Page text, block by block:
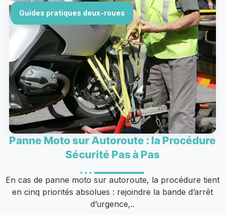
Guides pratiques deux-roues
Panne Moto sur Autoroute : la Procédure
Sécurité Pas à Pas
En cas de panne moto sur autoroute, la procédure tient
en cinq priorités absolues : rejoindre la bande d’arrêt
d’urgence,..